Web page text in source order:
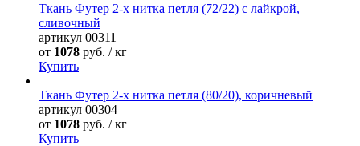
Ткань Футер 2-х нитка петля (72/22) с лайкрой,
сливочный
артикул 00311
от 1078 руб. / кг
Купить
Ткань Футер 2-х нитка петля (80/20), коричневый
артикул 00304
от 1078 руб. / кг
Купить